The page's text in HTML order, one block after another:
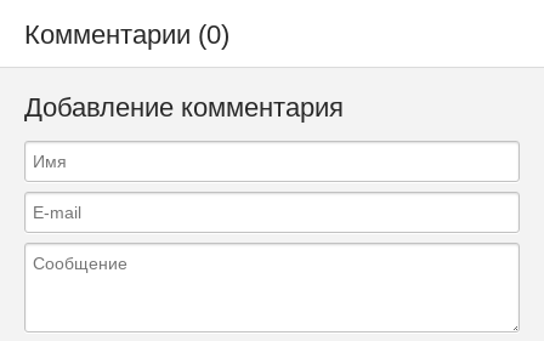
Комментарии (0)
Добавление комментария